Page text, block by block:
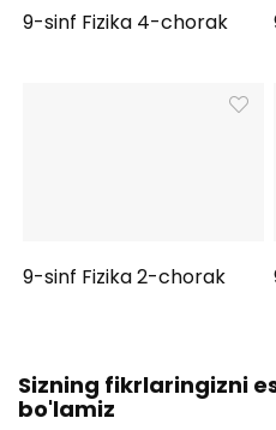
9-sinf Fizika 4-chorak
9-sinf Fizika 2-chorak
Sizning fikrlaringizni
bo'lamiz